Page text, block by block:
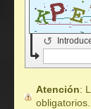
↺
Atención :
obligatorios.